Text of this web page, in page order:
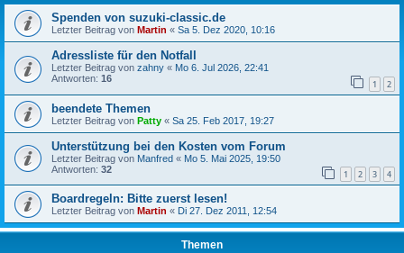
Spenden von suzuki-classic.de
Letzter Beitrag von Martin « Sa 5. Dez 2020, 10:16
Adressliste für den Notfall
Letzter Beitrag von zahny « Mo 6. Jul 2026, 22:41
Antworten: 16 1 2
beendete Themen
Letzter Beitrag von Patty « Sa 25. Feb 2017, 19:27
Unterstützung bei den Kosten vom Forum
Letzter Beitrag von Manfred « Mo 5. Mai 2025, 19:50
Antworten: 32 1 2 3 4
Boardregeln: Bitte zuerst lesen!
Letzter Beitrag von Martin « Di 27. Dez 2011, 12:54
Themen